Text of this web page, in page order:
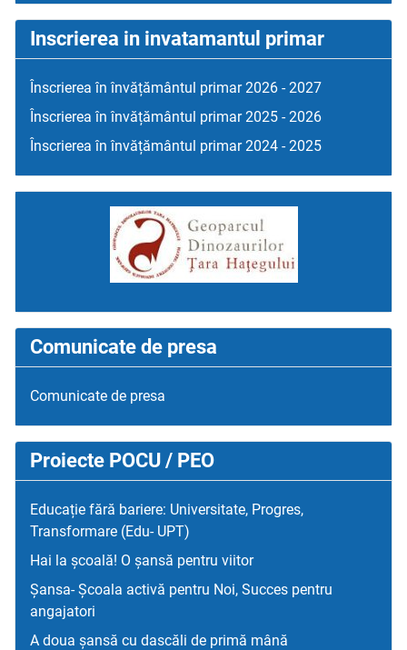
Inscrierea in invatamantul primar
Înscrierea în învățământul primar 2026 - 2027
Înscrierea în învățământul primar 2025 - 2026
Înscrierea în învățământul primar 2024 - 2025
Comunicate de presa
Comunicate de presa
Proiecte POCU / PEO
Educație fără bariere: Universitate, Progres,
Transformare (Edu- UPT)
Hai la școală! O șansă pentru viitor
Șansa- Școala activă pentru Noi, Succes pentru
angajatori
A doua șansă cu dascăli de primă mână